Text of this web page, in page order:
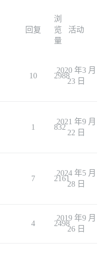
回复
浏
览
量
活动
10 2988
2020 年3 月
23 日
1 832
2021 年9 月
22 日
7 2161
2024 年5 月
28 日
4 2498
2019 年9 月
26 日